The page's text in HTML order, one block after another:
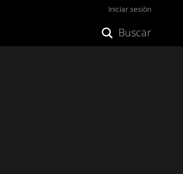
Iniciar sesión
Buscar